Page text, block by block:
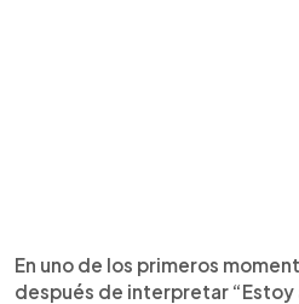
En uno de los primeros
después de interpretar “Estoy